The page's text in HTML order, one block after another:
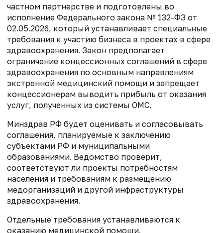
частном партнерстве и подготовлены во
исполнение Федерального закона № 132-ФЗ от
02.05.2026, который устанавливает специальные
требования к участию бизнеса в проектах в сфере
здравоохранения. Закон предполагает
ограничение концессионных соглашений в сфере
здравоохранения по основным направлениям
экстренной медицинский помощи и запрещает
концессионерам выводить прибыль от оказания
услуг, полученных из системы ОМС.
Минздрав РФ будет оценивать и согласовывать
соглашения, планируемые к заключению
субъектами РФ и муниципальными
образованиями. Ведомство проверит,
соответствуют ли проекты потребностям
населения и требованиям к размещению
медорганизаций и другой инфраструктуры
здравоохранения.
Отдельные требования устанавливаются к
оказанию медицинской помощи.